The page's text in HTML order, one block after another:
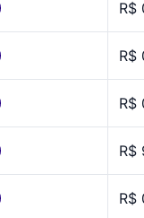
R$
R$
R$
R$
R$